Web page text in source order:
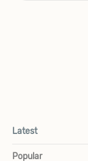
Latest
Popular